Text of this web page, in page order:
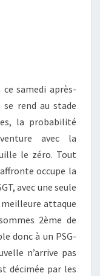
samedi après-
se rend au stade
la probabilité
avec la
le zéro. Tout
affronte occupe la
avec une seule
attaque
2ème de
donc à un PSG-
n’arrive pas
décimée par les